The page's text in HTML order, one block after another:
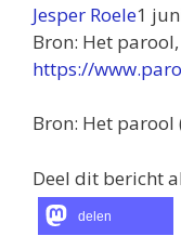
Jesper Roele1
Bron: Het
https://
Bron: Het parool
Deel dit bericht
delen